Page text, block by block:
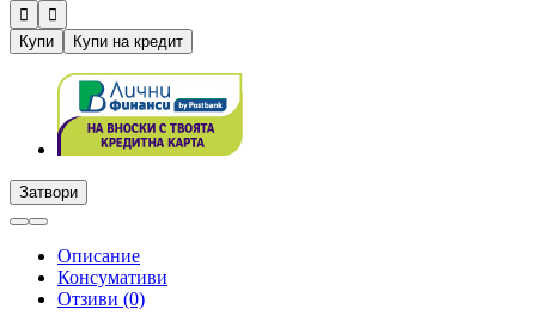


Купи
Купи на кредит
Затвори
Описание
Консумативи
Отзиви (0)